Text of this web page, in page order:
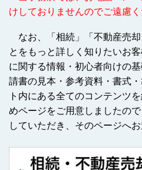
けしておりませんのでご遠慮く
なお、「相続」「不動産売
とをもっと詳しく知りたいお
に関する情報・初心者向けの
請書の見本・参考資料・書式
ト内にある全てのコンテンツ
めページをご用意しましたの
していただき、そのページへお